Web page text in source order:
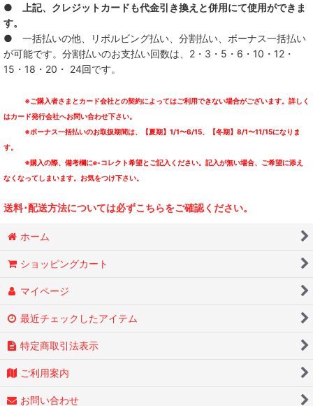
● 上記、クレジットカードも代金引き換えと併用にて使用ができま
す。
● 一括払いの他、リボルビング払い、分割払い、ボーナス一括払い
が可能です。分割払いのお支払い回数は、2・3・5・6・10・12・
15・18・20・ 24回です。
※ご購入者さまとカード会社との契約によってはご利用できない場合がございます。詳しく
はカード発行会社へお問い合わせ下さい。
※ボーナス一括払いのお取扱期間は、【夏期】1/1〜6/15、【冬期】8/1〜11/15になりま
す。
※購入の際、備考欄にe-コレクト希望とご記入ください。記入が無い場合、ご希望に添え
なくなってしまいます。お気をつけ下さい。
送料･配送方法については必ずこちらをご確認ください。
ホーム
ショッピングカート
マイページ
最近チェックしたアイテム
特定商取引法表示
ご利用案内
お問い合わせ